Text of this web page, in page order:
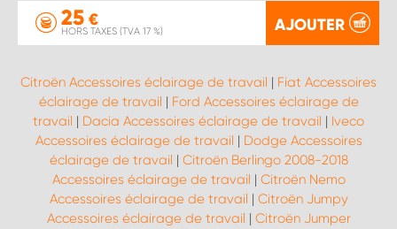
25 €
HORS TAXES (TVA 17 %) AJOUTER
Citroën Accessoires éclairage de travail | Fiat Accessoires
éclairage de travail | Ford Accessoires éclairage de
travail | Dacia Accessoires éclairage de travail | Iveco
Accessoires éclairage de travail | Dodge Accessoires
éclairage de travail | Citroën Berlingo 2008-2018
Accessoires éclairage de travail | Citroën Nemo
Accessoires éclairage de travail | Citroën Jumpy
Accessoires éclairage de travail | Citroën Jumper